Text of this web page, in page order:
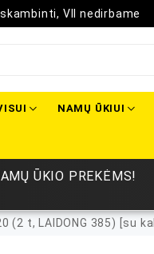
VII nedirbame
NAMŲ ŪKIUI
ŪKIO PREKĖMS!
(2 t, LAIDONG 385) [su